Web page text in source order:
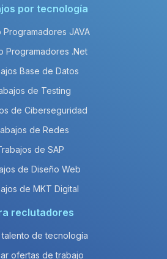
por tecnología
Programadores JAVA
Programadores .Net
Base de Datos
de Testing
de Ciberseguridad
de Redes
de SAP
de Diseño Web
de MKT Digital
reclutadores
talento de tecnología
ofertas de trabajo